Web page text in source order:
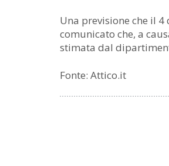
Una previsione che il
comunicato che, a
stimata dal
Fonte: Attico.it